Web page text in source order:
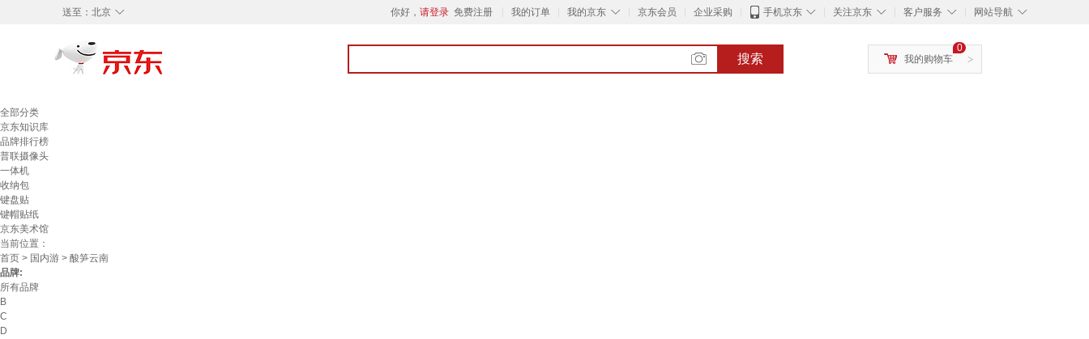
◇
送至： 北京 你好， 请登录 免费注册 我的订单 ◇
我的京东 京东会员 企业采购 ◇
手机京东 ◇
关注京东 ◇
客户服务 ◇
网站导航
搜索 >
0
我的购物车
全部分类
京东知识库
品牌排行榜
普联摄像头
一体机
收纳包
键盘贴
键帽贴纸
京东美术馆
当前位置：
首页 > 国内游 > 酸笋云南
品牌:
所有品牌
B
C
D